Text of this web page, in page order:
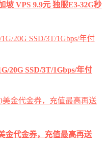
坡 VPS 9.9元 独服E3-32G秒
20G SSD/3T/1Gbps/年付
金代金券，充值最高再送